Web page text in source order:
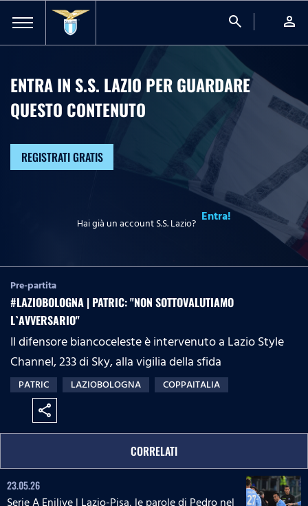
search person
ENTRA IN S.S. LAZIO PER GUARDARE
QUESTO CONTENUTO
REGISTRATI GRATIS
Hai già un account S.S. Lazio? Entra!
Pre-partita
#LAZIOBOLOGNA | PATRIC: "NON SOTTOVALUTIAMO
L`AVVERSARIO"
Il difensore biancoceleste è intervenuto a Lazio Style
Channel, 233 di Sky, alla vigilia della sfida
PATRIC LAZIOBOLOGNA COPPAITALIA
share
CORRELATI
23.05.26